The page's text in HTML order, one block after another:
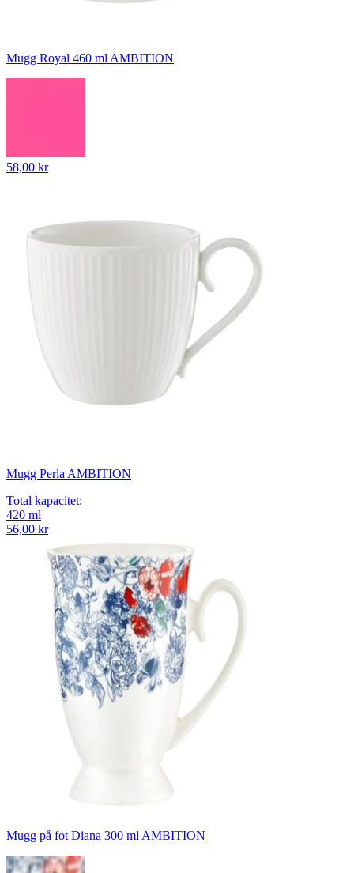
Mugg Royal 460 ml AMBITION
58,00 kr
Mugg Perla AMBITION
Total kapacitet:
420 ml
56,00 kr
Mugg på fot Diana 300 ml AMBITION